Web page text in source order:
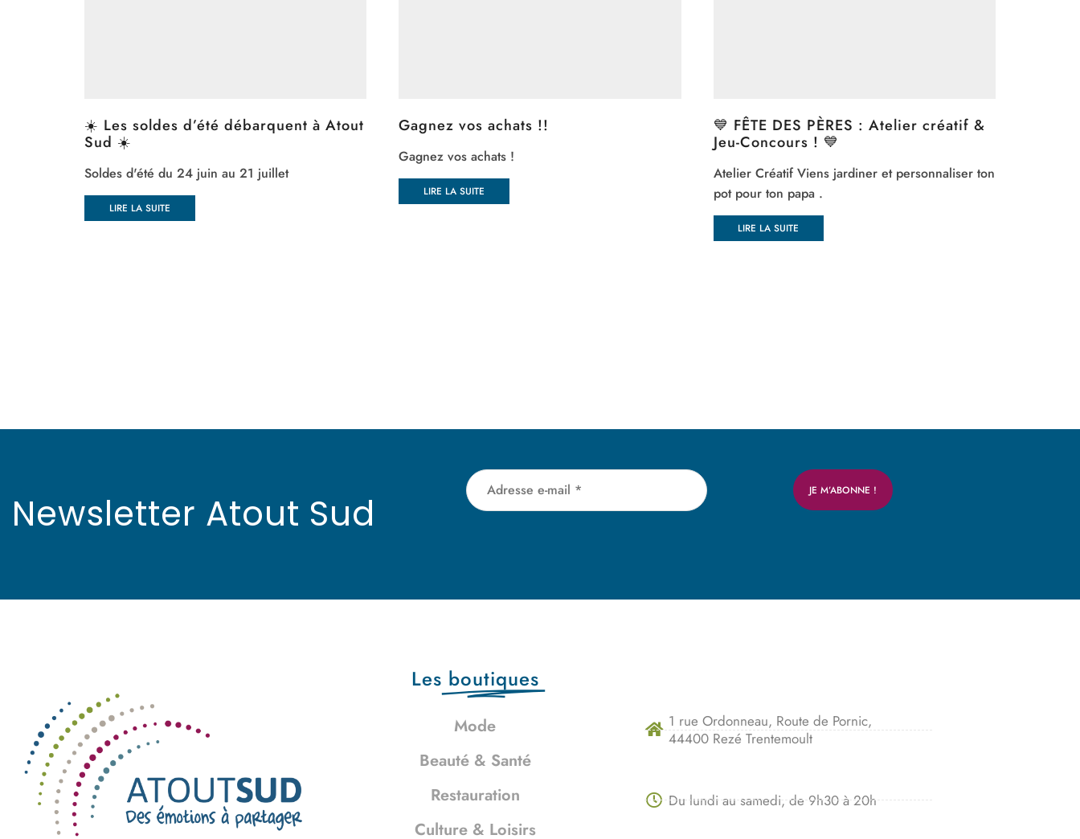
☀️ Les soldes d’été débarquent à Atout
Sud ☀️
Soldes d'été du 24 juin au 21 juillet
LIRE LA SUITE
Gagnez vos achats !!
Gagnez vos achats !
LIRE LA SUITE
💙 FÊTE DES PÈRES : Atelier créatif &
Jeu-Concours ! 💙
Atelier Créatif Viens jardiner et personnaliser ton
pot pour ton papa .
LIRE LA SUITE
Newsletter Atout Sud
Les boutiques
Mode
Beauté & Santé
Restauration
Culture & Loisirs
1 rue Ordonneau, Route de Pornic,
44400 Rezé Trentemoult
Du lundi au samedi, de 9h30 à 20h